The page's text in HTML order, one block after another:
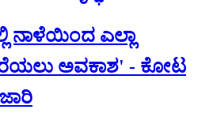
ನಾಳೆಯಿಂದ ಎಲ್ಲಾ
ಅವಕಾಶ' - ಕೋಟ